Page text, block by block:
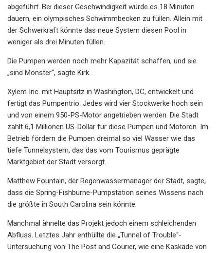
abgeführt. Bei dieser Geschwindigkeit würde es 18 Minuten
dauern, ein olympisches Schwimmbecken zu füllen. Allein mit
der Schwerkraft könnte das neue System diesen Pool in
weniger als drei Minuten füllen.
Die Pumpen werden noch mehr Kapazität schaffen, und sie
„sind Monster“, sagte Kirk.
Xylem Inc. mit Hauptsitz in Washington, DC, entwickelt und
fertigt das Pumpentrio. Jedes wird vier Stockwerke hoch sein
und von einem 950-PS-Motor angetrieben werden. Die Stadt
zahlt 6,1 Millionen US-Dollar für diese Pumpen und Motoren. Im
Betrieb fördern die Pumpen dreimal so viel Wasser wie das
tiefe Tunnelsystem, das das vom Tourismus geprägte
Marktgebiet der Stadt versorgt.
Matthew Fountain, der Regenwassermanager der Stadt, sagte,
dass die Spring-Fishburne-Pumpstation seines Wissens nach
die größte in South Carolina sein könnte.
Manchmal ähnelte das Projekt jedoch einem schleichenden
Abfluss. Letztes Jahr enthüllte die „Tunnel of Trouble“-
Untersuchung von The Post and Courier, wie eine Kaskade von